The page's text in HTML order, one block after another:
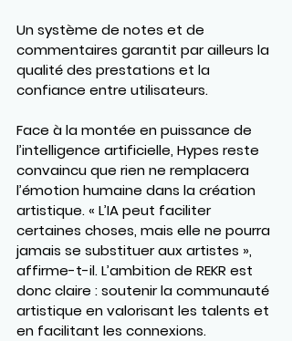
Un système de notes et de
commentaires garantit par ailleurs la
qualité des prestations et la
confiance entre utilisateurs.
Face à la montée en puissance de
l’intelligence artificielle, Hypes reste
convaincu que rien ne remplacera
l’émotion humaine dans la création
artistique. « L’IA peut faciliter
certaines choses, mais elle ne pourra
jamais se substituer aux artistes »,
affirme-t-il. L’ambition de REKR est
donc claire : soutenir la communauté
artistique en valorisant les talents et
en facilitant les connexions.